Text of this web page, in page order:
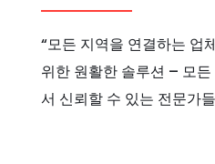
“모든 지역을 연결하는 업
위한 원활한 솔루션 – 모
서 신뢰할 수 있는 전문가